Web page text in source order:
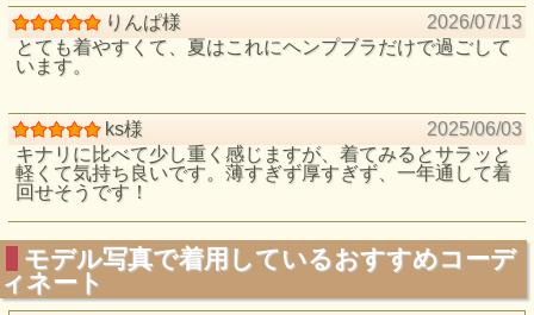
りんぱ様
2026/07/13
とても着やすくて、夏はこれにヘンプブラだけで過ごして
います。
ks様
2025/06/03
キナリに比べて少し重く感じますが、着てみるとサラッと
軽くて気持ち良いです。薄すぎず厚すぎず、一年通して着
回せそうです！
モデル写真で着用しているおすすめコーデ
ィネート